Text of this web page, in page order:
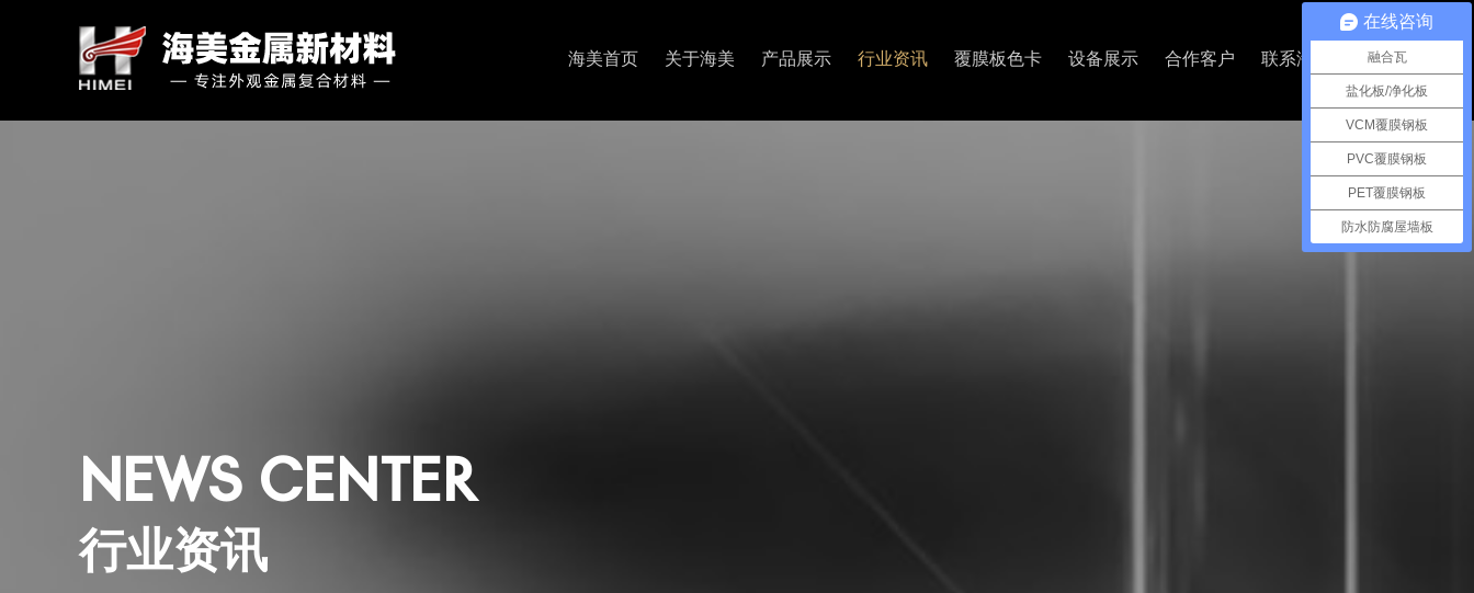
海美首页 关于海美 产品展示 行业资讯 覆膜板色卡 设备展示 合作客户 联系海美
NEWS CENTER
行业资讯
在线咨询
融合瓦
盐化板/净化板
VCM覆膜钢板
PVC覆膜钢板
PET覆膜钢板
防水防腐屋墙板